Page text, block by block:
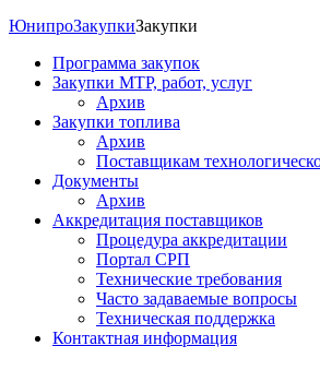
ЮнипроЗакупкиЗакупки
Программа закупок
Закупки МТР, работ, услуг
Архив
Закупки топлива
Архив
Поставщикам
Документы
Архив
Аккредитация поставщиков
Процедура аккредитации
Портал СРП
Технические требования
Часто задаваемые вопросы
Техническая поддержка
Контактная информация